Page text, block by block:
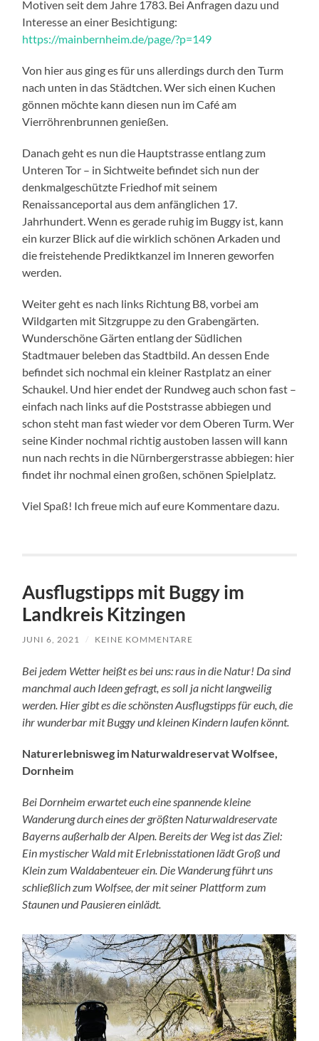
Motiven seit dem Jahre 1783. Bei Anfragen dazu und
Interesse an einer Besichtigung:
https://mainbernheim.de/page/?p=149
Von hier aus ging es für uns allerdings durch den Turm
nach unten in das Städtchen. Wer sich einen Kuchen
gönnen möchte kann diesen nun im Café am
Vierröhrenbrunnen genießen.
Danach geht es nun die Hauptstrasse entlang zum
Unteren Tor – in Sichtweite befindet sich nun der
denkmalgeschützte Friedhof mit seinem
Renaissanceportal aus dem anfänglichen 17.
Jahrhundert. Wenn es gerade ruhig im Buggy ist, kann
ein kurzer Blick auf die wirklich schönen Arkaden und
die freistehende Prediktkanzel im Inneren geworfen
werden.
Weiter geht es nach links Richtung B8, vorbei am
Wildgarten mit Sitzgruppe zu den Grabengärten.
Wunderschöne Gärten entlang der Südlichen
Stadtmauer beleben das Stadtbild. An dessen Ende
befindet sich nochmal ein kleiner Rastplatz an einer
Schaukel. Und hier endet der Rundweg auch schon fast –
einfach nach links auf die Poststrasse abbiegen und
schon steht man fast wieder vor dem Oberen Turm. Wer
seine Kinder nochmal richtig austoben lassen will kann
nun nach rechts in die Nürnbergerstrasse abbiegen: hier
findet ihr nochmal einen großen, schönen Spielplatz.
Viel Spaß! Ich freue mich auf eure Kommentare dazu.
Ausflugstipps mit Buggy im
Landkreis Kitzingen
JUNI 6, 2021 / KEINE KOMMENTARE
Bei jedem Wetter heißt es bei uns: raus in die Natur! Da sind
manchmal auch Ideen gefragt, es soll ja nicht langweilig
werden. Hier gibt es die schönsten Ausflugstipps für euch, die
ihr wunderbar mit Buggy und kleinen Kindern laufen könnt.
Naturerlebnisweg im Naturwaldreservat Wolfsee,
Dornheim
Bei Dornheim erwartet euch eine spannende kleine
Wanderung durch eines der größten Naturwaldreservate
Bayerns außerhalb der Alpen. Bereits der Weg ist das Ziel:
Ein mystischer Wald mit Erlebnisstationen lädt Groß und
Klein zum Waldabenteuer ein. Die Wanderung führt uns
schließlich zum Wolfsee, der mit seiner Plattform zum
Staunen und Pausieren einlädt.